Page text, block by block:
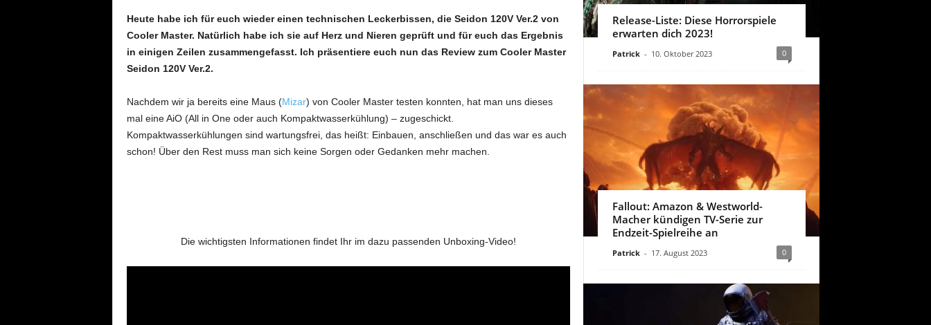
Heute habe ich für euch wieder einen technischen Leckerbissen, die Seidon 120V Ver.2 von
Cooler Master. Natürlich habe ich sie auf Herz und Nieren geprüft und für euch das Ergebnis
in einigen Zeilen zusammengefasst. Ich präsentiere euch nun das Review zum Cooler Master
Seidon 120V Ver.2.
Nachdem wir ja bereits eine Maus (Mizar) von Cooler Master testen konnten, hat man uns dieses
mal eine AiO (All in One oder auch Kompaktwasserkühlung) – zugeschickt.
Kompaktwasserkühlungen sind wartungsfrei, das heißt: Einbauen, anschließen und das war es auch
schon! Über den Rest muss man sich keine Sorgen oder Gedanken mehr machen.
Die wichtigsten Informationen findet Ihr im dazu passenden Unboxing-Video!
Release-Liste: Diese Horrorspiele
erwarten dich 2023!
Patrick - 10. Oktober 2023 0
Fallout: Amazon & Westworld-
Macher kündigen TV-Serie zur
Endzeit-Spielreihe an
Patrick - 17. August 2023 0